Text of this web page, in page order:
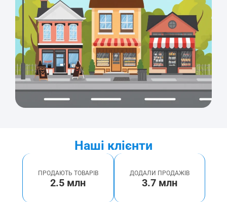
Наші клієнти
ПРОДАЮТЬ ТОВАРІВ
2.5 млн
ДОДАЛИ ПРОДАЖІВ
3.7 млн